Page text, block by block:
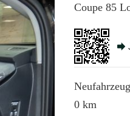
Coupe 85
Neufahrzeug
0 km